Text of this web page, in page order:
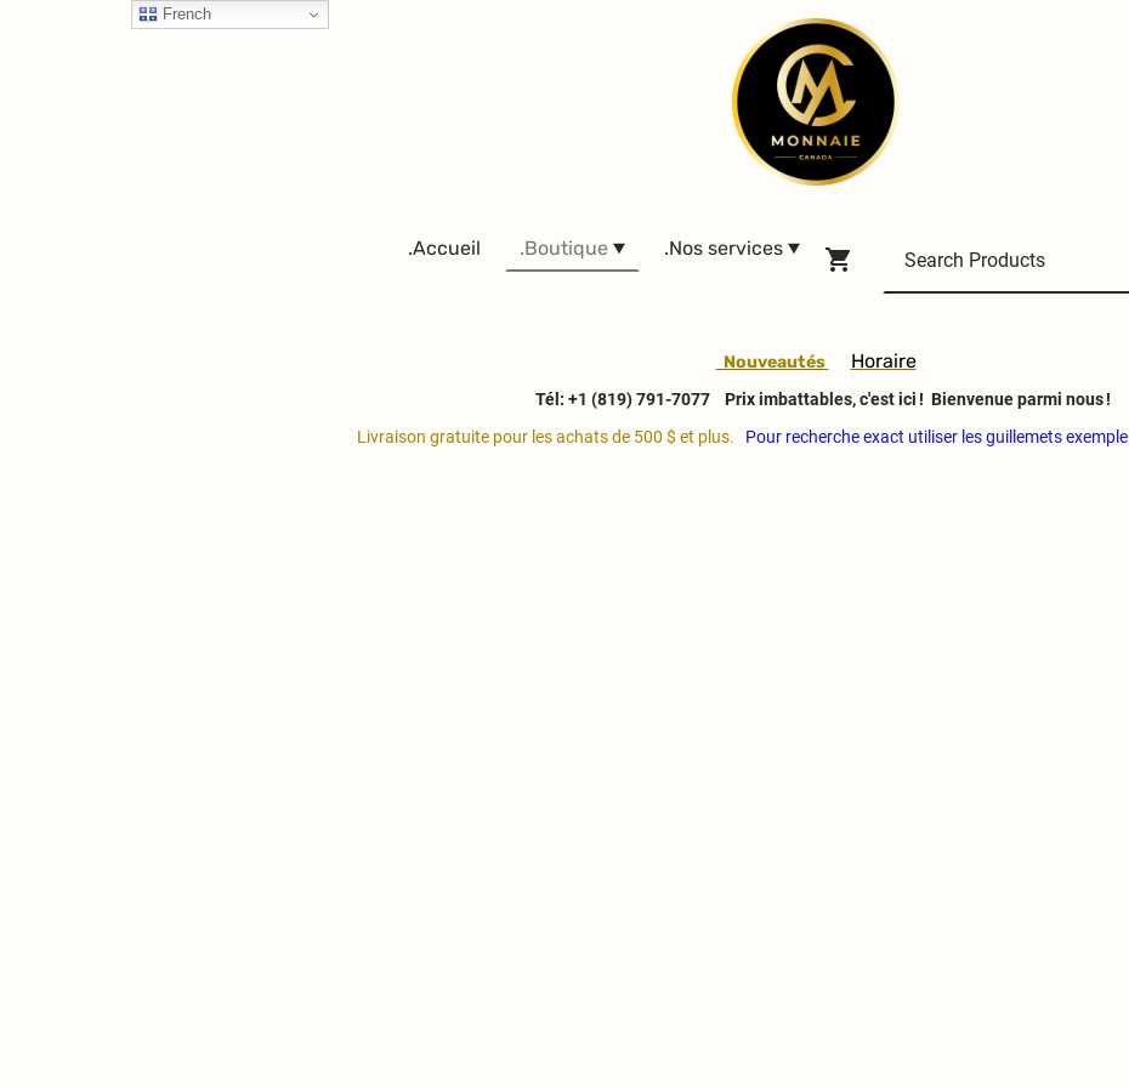
.Accueil .Boutique .Nos services
Nouveautés Horaire
Tél: +1 (819) 791-7077
Prix imbattables, c'est ici ! Bienvenue parmi nous !
Livraison gratuite pour les achats de 500 $ et plus.
Pour recherche exact utiliser les guillemets exemple
French